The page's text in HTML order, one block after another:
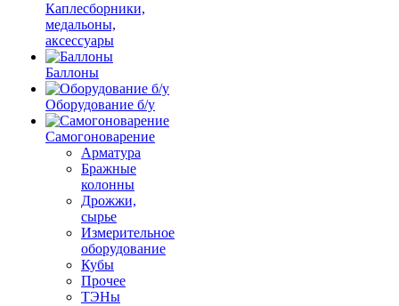
Каплесборники,
медальоны,
аксессуары
Баллоны
Оборудование б/у
Самогоноварение
Арматура
Бражные
колонны
Дрожжи,
сырье
Измерительное
оборудование
Кубы
Прочее
ТЭНы